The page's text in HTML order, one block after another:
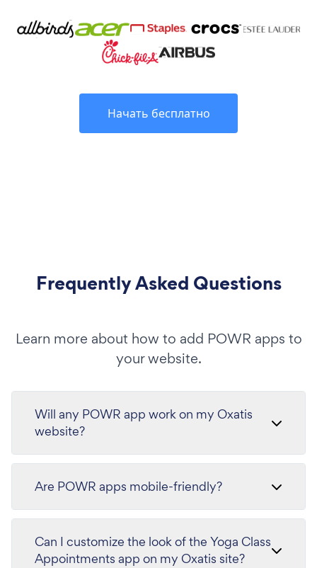
Начать бесплатно
Frequently Asked Questions
Learn more about how to add POWR apps to
your website.
Will any POWR app work on my Oxatis
website?
Are POWR apps mobile-friendly?
Can I customize the look of the Yoga Class
Appointments app on my Oxatis site?